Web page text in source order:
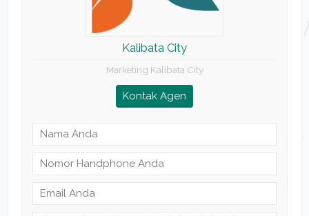
Kalibata City
Marketing Kalibata City
Kontak Agen